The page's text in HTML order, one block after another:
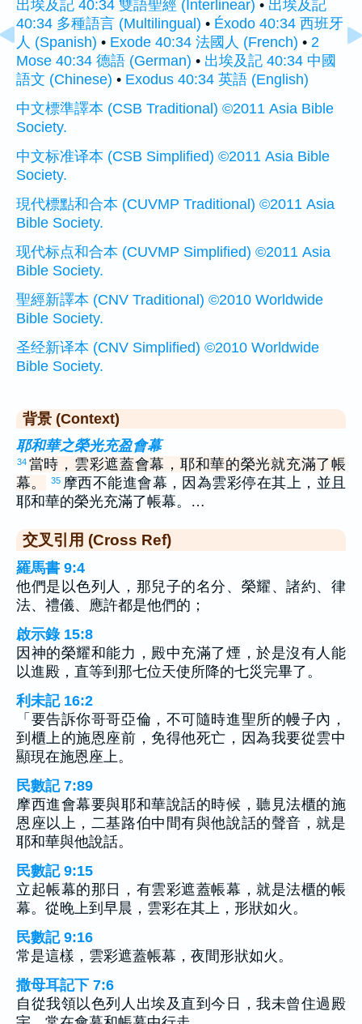
出埃及記 40:34 雙語聖經 (Interlinear) • 出埃及記
40:34 多種語言 (Multilingual) • Éxodo 40:34 西班牙
人 (Spanish) • Exode 40:34 法國人 (French) • 2
Mose 40:34 德語 (German) • 出埃及記 40:34 中國
語文 (Chinese) • Exodus 40:34 英語 (English)
中文標準譯本 (CSB Traditional) ©2011 Asia Bible
Society.
中文标准译本 (CSB Simplified) ©2011 Asia Bible
Society.
現代標點和合本 (CUVMP Traditional) ©2011 Asia
Bible Society.
现代标点和合本 (CUVMP Simplified) ©2011 Asia
Bible Society.
聖經新譯本 (CNV Traditional) ©2010 Worldwide
Bible Society.
圣经新译本 (CNV Simplified) ©2010 Worldwide
Bible Society.
背景 (Context)
耶和華之榮光充盈會幕
34 當時，雲彩遮蓋會幕，耶和華的榮光就充滿了帳
幕。
35 摩西不能進會幕，因為雲彩停在其上，並且
耶和華的榮光充滿了帳幕。…
交叉引用 (Cross Ref)
羅馬書 9:4
他們是以色列人，那兒子的名分、榮耀、諸約、律
法、禮儀、應許都是他們的；
啟示錄 15:8
因神的榮耀和能力，殿中充滿了煙，於是沒有人能
以進殿，直等到那七位天使所降的七災完畢了。
利未記 16:2
「要告訴你哥哥亞倫，不可隨時進聖所的幔子內，
到櫃上的施恩座前，免得他死亡，因為我要從雲中
顯現在施恩座上。
民數記 7:89
摩西進會幕要與耶和華說話的時候，聽見法櫃的施
恩座以上，二基路伯中間有與他說話的聲音，就是
耶和華與他說話。
民數記 9:15
立起帳幕的那日，有雲彩遮蓋帳幕，就是法櫃的帳
幕。從晚上到早晨，雲彩在其上，形狀如火。
民數記 9:16
常是這樣，雲彩遮蓋帳幕，夜間形狀如火。
撒母耳記下 7:6
自從我領以色列人出埃及直到今日，我未曾住過殿